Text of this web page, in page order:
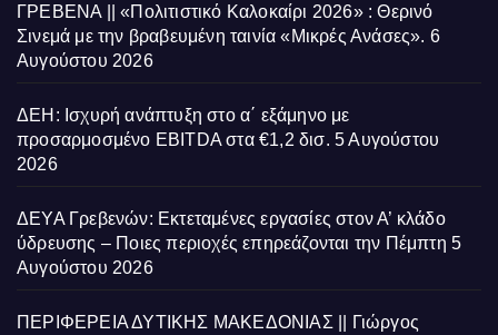
ΓΡΕΒΕΝΑ || «Πολιτιστικό Καλοκαίρι 2026» : Θερινό
Σινεμά με την βραβευμένη ταινία «Μικρές Ανάσες». 6
Αυγούστου 2026
ΔΕΗ: Ισχυρή ανάπτυξη στο α΄ εξάμηνο με
προσαρμοσμένο EBITDA στα €1,2 δισ. 5 Αυγούστου
2026
ΔΕΥΑ Γρεβενών: Εκτεταμένες εργασίες στον Α’ κλάδο
ύδρευσης – Ποιες περιοχές επηρεάζονται την Πέμπτη 5
Αυγούστου 2026
ΠΕΡΙΦΕΡΕΙΑ ΔΥΤΙΚΗΣ ΜΑΚΕΔΟΝΙΑΣ || Γιώργος